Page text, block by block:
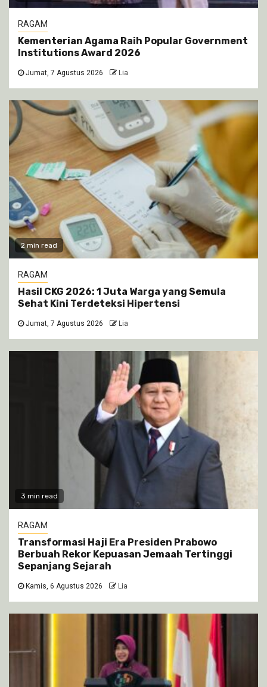
RAGAM
Kementerian Agama Raih Popular Government
Institutions Award 2026
Jumat, 7 Agustus 2026 Lia
2 min read
RAGAM
Hasil CKG 2026: 1 Juta Warga yang Semula
Sehat Kini Terdeteksi Hipertensi
Jumat, 7 Agustus 2026 Lia
3 min read
RAGAM
Transformasi Haji Era Presiden Prabowo
Berbuah Rekor Kepuasan Jemaah Tertinggi
Sepanjang Sejarah
Kamis, 6 Agustus 2026 Lia